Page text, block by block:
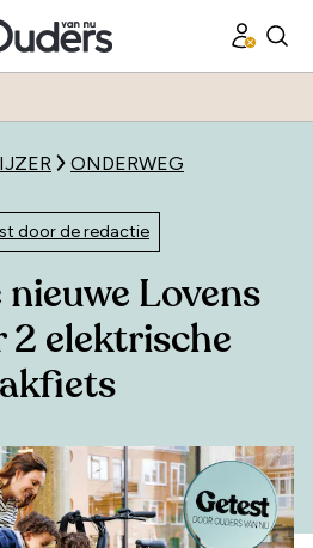
ONDERWEG
door de redactie
nieuwe Lovens
2 elektrische